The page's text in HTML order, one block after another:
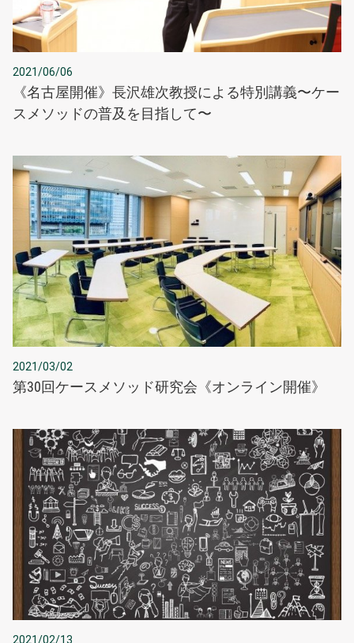
2021/06/06
《名古屋開催》長沢雄次教授による特別講義〜ケー
スメソッドの普及を目指して〜
2021/03/02
第30回ケースメソッド研究会《オンライン開催》
2021/02/13